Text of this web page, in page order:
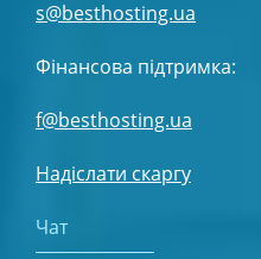
s@besthosting.ua
Фінансова підтримка:
f@besthosting.ua
Надіслати скаргу
Чат